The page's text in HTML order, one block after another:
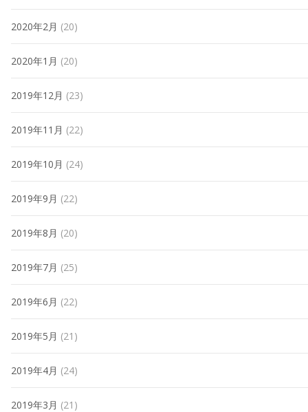
2020年2月 (20)
2020年1月 (20)
2019年12月 (23)
2019年11月 (22)
2019年10月 (24)
2019年9月 (22)
2019年8月 (20)
2019年7月 (25)
2019年6月 (22)
2019年5月 (21)
2019年4月 (24)
2019年3月 (21)